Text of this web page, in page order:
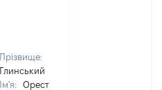
Прізвище:
Глинський
Ім'я:
Орест